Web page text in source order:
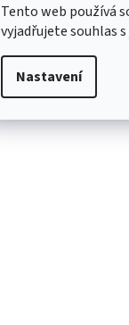
Tento web používá
vyjadřujete souhlas
Nastavení